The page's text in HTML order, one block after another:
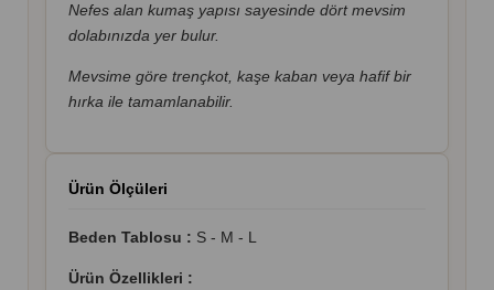
Nefes alan kumaş yapısı sayesinde dört mevsim
dolabınızda yer bulur.
Mevsime göre trençkot, kaşe kaban veya hafif bir
hırka ile tamamlanabilir.
Ürün Ölçüleri
Beden Tablosu : S - M - L
Ürün Özellikleri :